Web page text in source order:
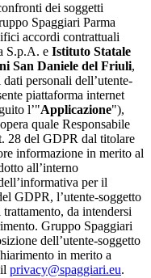
dei soggetti
Spaggiari Parma
accordi contrattuali
S.p.A. e Istituto Statale
San Daniele del Friuli,
personali dell’utente-
piattaforma internet
l’"Applicazione"),
quale Responsabile
28 del GDPR dal titolare
informazione in merito al
all’interno
per il
GDPR, l’utente-soggetto
da intendersi
Gruppo Spaggiari
dell’utente-soggetto
in merito a
privacy@spaggiari.eu.